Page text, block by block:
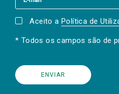
Aceito a Política de
* Todos os campos são de